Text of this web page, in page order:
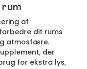
af
dit rums
atmosfære.
der
for ekstra lys,